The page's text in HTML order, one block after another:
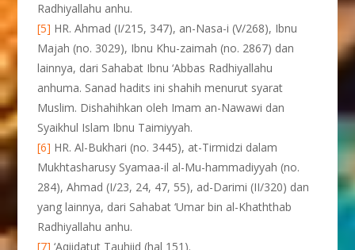
Radhiyallahu anhu.
[5] HR. Ahmad (I/215, 347), an-Nasa-i (V/268), Ibnu
Majah (no. 3029), Ibnu Khu-zaimah (no. 2867) dan
lainnya, dari Sahabat Ibnu ‘Abbas Radhiyallahu
anhuma. Sanad hadits ini shahih menurut syarat
Muslim. Dishahihkan oleh Imam an-Nawawi dan
Syaikhul Islam Ibnu Taimiyyah.
[6] HR. Al-Bukhari (no. 3445), at-Tirmidzi dalam
Mukhtasharusy Syamaa-il al-Mu-hammadiyyah (no.
284), Ahmad (I/23, 24, 47, 55), ad-Darimi (II/320) dan
yang lainnya, dari Sahabat ‘Umar bin al-Khaththab
Radhiyallahu anhu.
[7] ‘Aqiidatut Tauhiid (hal 151).